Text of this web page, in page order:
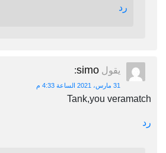
رد
يقول simo
:
31 مارس، 2021 الساعة 4:33 م
Tank,you veramatch
رد